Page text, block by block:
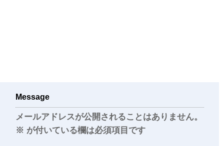
Message
メールアドレスが公開されることはありません。
※ が付いている欄は必須項目です